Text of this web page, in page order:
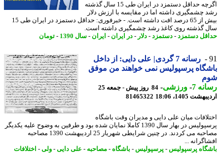
اگرچه حداقل دستمزد در ایران طی 15 سال گذشته
چشمگیری داشته اما در مقایسه با ارزش دلار
بیش از 65 درصد افت داشته است. - خبرفوری: حداقل دستمزد در ایران طی 15
گذشته روی کاغذ رشد چشمگیری داشته است.
دستمزد-دستمزد-دلار-در ایران - ایران - سال 1390 -تومان
رسانه 7 گردی| علی دایی: از داخل
پرسپولیس نمی خواهند من موفق
7
-ورزشی-
84 روز پیش - جمعه 25
1405، 18:06
81465322
میان علی دایی و مدیران وقت باشگاه
پرسپولیس در بهار سال 1390 کاملا نمایان شده بود و طرفین به وضوح علیه یکدیگر
مصاحبه می کردند. در چنین شرایطی شهریار 25 اردیبهشت 1390 مصاحبه
...
پرسپولیس-پرسپولیس-باشگاه-مصاحبه-علی دایی- ولی -اختلافات